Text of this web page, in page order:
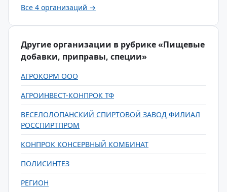
Все 4 организаций →
Другие организации в рубрике «Пищевые
добавки, приправы, специи»
АГРОКОРМ ООО
АГРОИНВЕСТ-КОНПРОК ТФ
ВЕСЕЛОЛОПАНСКИЙ СПИРТОВОЙ ЗАВОД ФИЛИАЛ
РОССПИРТПРОМ
КОНПРОК КОНСЕРВНЫЙ КОМБИНАТ
ПОЛИСИНТЕЗ
РЕГИОН